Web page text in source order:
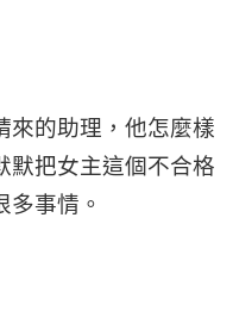
來的助理，他怎麼樣
默把女主這個不合格
多事情。